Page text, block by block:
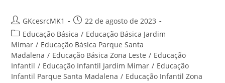
Autor
do
post:
GKcesrcMK1
Post
publicado:
22 de agosto de 2023
Categoria
do
post:
Educação Básica / Educação Básica Jardim
Mimar / Educação Básica Parque Santa
Madalena / Educação Básica Zona Leste / Educação
Infantil / Educação Infantil Jardim Mimar / Educação
Infantil Parque Santa Madalena / Educação Infantil Zona